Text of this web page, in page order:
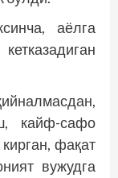
аёлга
кайф-сафо
фақат
вужудга